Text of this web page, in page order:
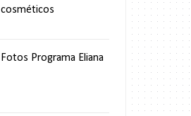
cosméticos
Fotos Programa Eliana